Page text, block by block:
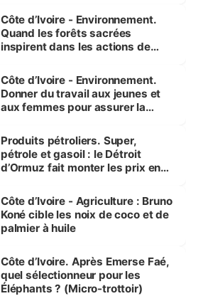
Côte d’Ivoire - Environnement.
Quand les forêts sacrées
inspirent dans les actions de
Côte d’Ivoire - Environnement.
Donner du travail aux jeunes et
aux femmes pour assurer la
menacées
Produits pétroliers. Super,
pétrole et gasoil : le Détroit
d’Ormuz fait monter les prix en
Côte d’Ivoire - Agriculture : Bruno
Koné cible les noix de coco et de
palmier à huile
Côte d’Ivoire. Après Emerse Faé,
quel sélectionneur pour les
Éléphants ? (Micro-trottoir)